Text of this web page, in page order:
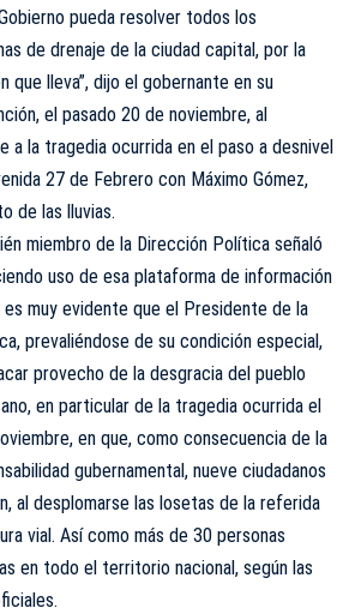
pueda resolver todos los
de drenaje de la ciudad capital, por la
que lleva”, dijo el gobernante en su
el pasado 20 de noviembre, al
a la tragedia ocurrida en el paso a desnivel
27 de Febrero con Máximo Gómez,
de las lluvias.
miembro de la Dirección Política señaló
uso de esa plataforma de información
es muy evidente que el Presidente de la
prevaliéndose de su condición especial,
provecho de la desgracia del pueblo
en particular de la tragedia ocurrida el
en que, como consecuencia de la
gubernamental, nueve ciudadanos
al desplomarse las losetas de la referida
vial. Así como más de 30 personas
en todo el territorio nacional, según las